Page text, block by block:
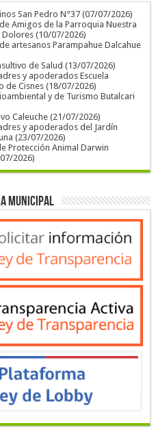
San Pedro N°37 (07/07/2026)
Amigos de la Parroquia Nuestra
(10/07/2026)
artesanos Parampahue Dalcahue
de Salud (13/07/2026)
y apoderados Escuela
de Cisnes (18/07/2026)
y de Turismo Butalcari
Caleuche (21/07/2026)
y apoderados del Jardín
(23/07/2026)
Protección Animal Darwin
2026)
Municipal